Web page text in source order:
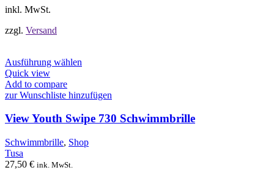
inkl. MwSt.
zzgl. Versand
Ausführung wählen
mehrere
auf.
Die
Optionen
können
Quick view
Add to compare
zur Wunschliste hinzufügen
View Youth Swipe 730 Schwimmbrille
Schwimmbrille, Shop
Tusa
27,50 € ink. MwSt.